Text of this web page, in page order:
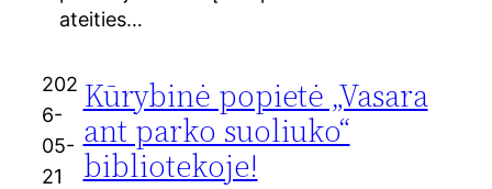
ateities…
202
6-
05-
21
Kūrybinė popietė „Vasara
ant parko suoliuko“
bibliotekoje!